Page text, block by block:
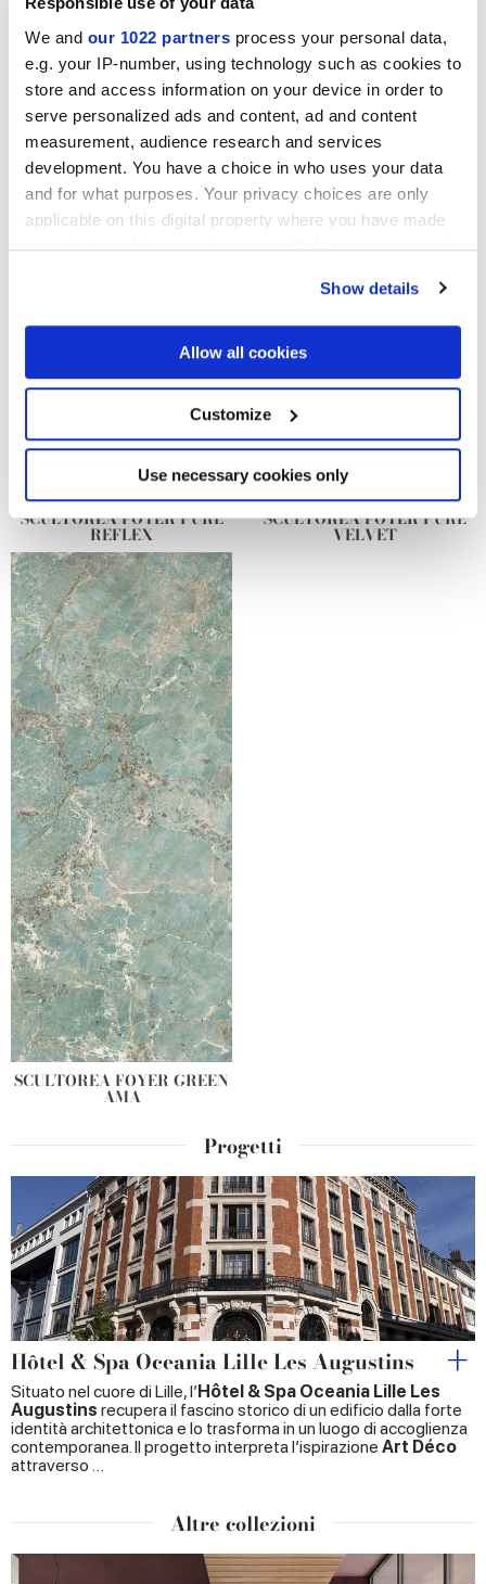
We and our 1022 partners process your personal data,
e.g. your IP-number, using technology such as cookies to
store and access information on your device in order to
serve personalized ads and content, ad and content
measurement, audience research and services
development. You have a choice in who uses your data
and for what purposes. Your privacy choices are only
applicable on this digital property where you have made
your choices. You can change or withdraw your consent
If you allow, we would also like to:
Collect information about your geographical
location which can be accurate to within several
Identify your device by actively scanning it for
specific characteristics (fingerprinting)
Find out more about how your personal data is processed
and set your preferences in thedetails section.
We use cookies to personalise content and ads, to
provide social media features and to analyse our traffic.
We also share information about your use of our site with
our social media, advertising and analytics partners who
may combine it with other information that you’ve
provided to them or that they’ve collected from your use
of their services.
Show details
Allow all cookies
Customize
Use necessary cookies only
SCULTOREA FOYER PURE
REFLEX
SCULTOREA FOYER PURE
VELVET
SCULTOREA FOYER GREEN
AMA
Progetti
Hôtel & Spa Oceania Lille Les Augustins
Situato nel cuore di Lille, l’Hôtel & Spa Oceania Lille Les
Augustins recupera il fascino storico di un edificio dalla forte
identità architettonica e lo trasforma in un luogo di accoglienza
contemporanea. Il progetto interpreta l’ispirazione Art Déco
attraverso …
Altre collezioni